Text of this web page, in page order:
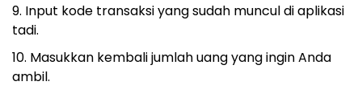
Input kode transaksi yang sudah muncul di aplikasi
tadi.
Masukkan kembali jumlah uang yang ingin Anda
ambil.